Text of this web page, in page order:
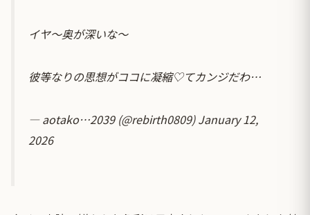
イヤ〜奥が深いな〜
彼等なりの思想がココに凝縮♡てカンジだわ…
— aotako…2039 (@rebirth0809)January 12,
2026